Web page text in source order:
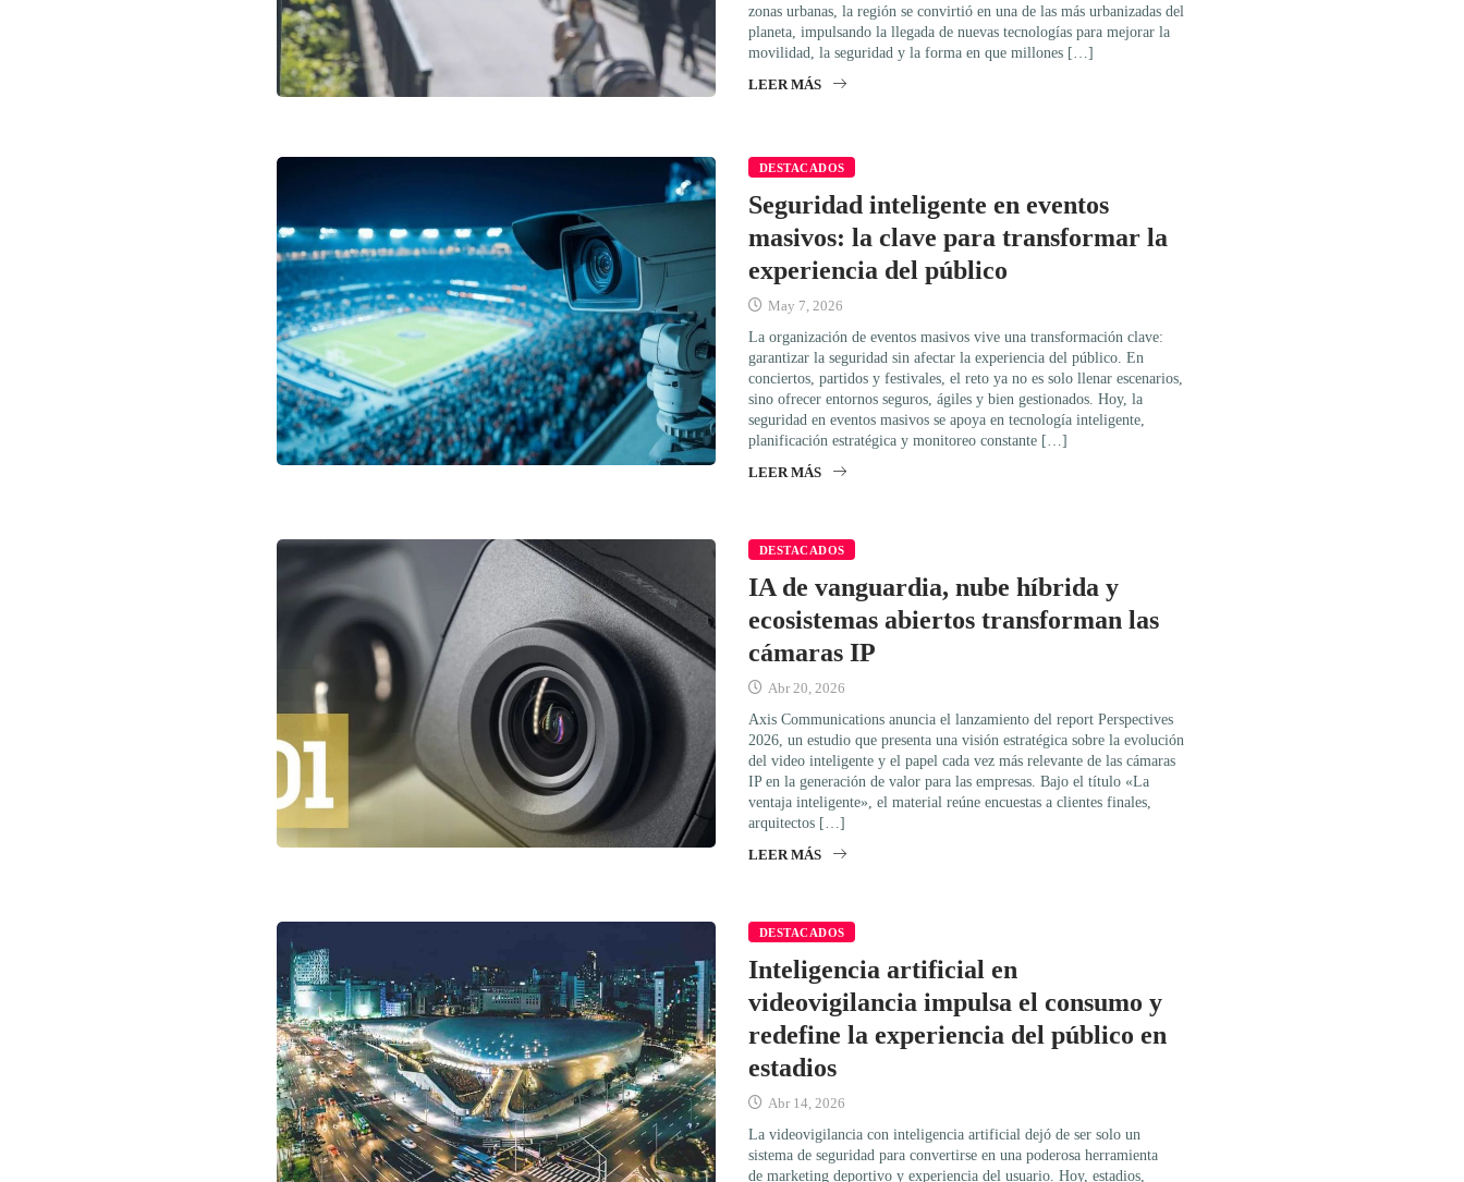
zonas urbanas, la región se convirtió en una de las más urbanizadas del
planeta, impulsando la llegada de nuevas tecnologías para mejorar la
movilidad, la seguridad y la forma en que millones […]
LEER MÁS
DESTACADOS
Seguridad inteligente en eventos
masivos: la clave para transformar la
experiencia del público
May 7, 2026
La organización de eventos masivos vive una transformación clave:
garantizar la seguridad sin afectar la experiencia del público. En
conciertos, partidos y festivales, el reto ya no es solo llenar escenarios,
sino ofrecer entornos seguros, ágiles y bien gestionados. Hoy, la
seguridad en eventos masivos se apoya en tecnología inteligente,
planificación estratégica y monitoreo constante […]
LEER MÁS
DESTACADOS
IA de vanguardia, nube híbrida y
ecosistemas abiertos transforman las
cámaras IP
Abr 20, 2026
Axis Communications anuncia el lanzamiento del report Perspectives
2026, un estudio que presenta una visión estratégica sobre la evolución
del video inteligente y el papel cada vez más relevante de las cámaras
IP en la generación de valor para las empresas. Bajo el título «La
ventaja inteligente», el material reúne encuestas a clientes finales,
arquitectos […]
LEER MÁS
DESTACADOS
Inteligencia artificial en
videovigilancia impulsa el consumo y
redefine la experiencia del público en
estadios
Abr 14, 2026
La videovigilancia con inteligencia artificial dejó de ser solo un
sistema de seguridad para convertirse en una poderosa herramienta
de marketing deportivo y experiencia del usuario. Hoy, estadios,